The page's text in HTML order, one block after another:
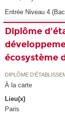
Entrée Niveau 4
Diplôme
écosystème
DIPLÔME
À la carte
Lieu(x)
Paris